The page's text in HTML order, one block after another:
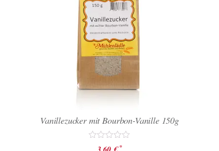
Vanillezucker mit Bourbon-Vanille 150g
Bewertet
3,60 € *